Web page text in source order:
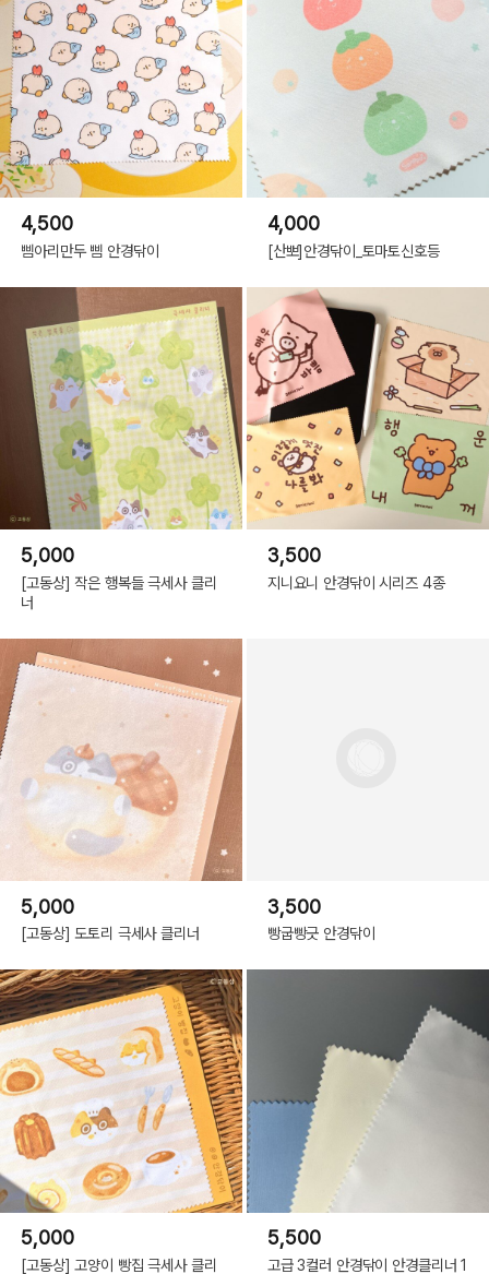
4,500
삠아리만두 삠 안경닦이
4,000
[산뽀]안경닦이_토마토신호등
5,000
[고동상] 작은 행복들 극세사 클리
너
3,500
지니요니 안경닦이 시리즈 4종
5,000
[고동상] 도토리 극세사 클리너
3,500
빵굽빵긋 안경닦이
5,000
[고동상] 고양이 빵집 극세사 클리
5,500
고급 3컬러 안경닦이 안경클리너 1